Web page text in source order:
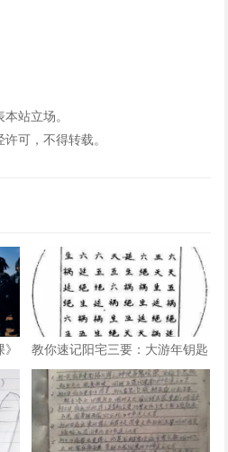
站立场。
可，不得转载。
教你速记阳宅三要：大游年钥匙
歌